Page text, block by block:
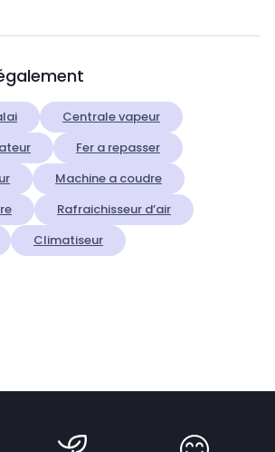
Centrale vapeur
Fer a repasser
Machine a coudre
Rafraichisseur d’air
Climatiseur